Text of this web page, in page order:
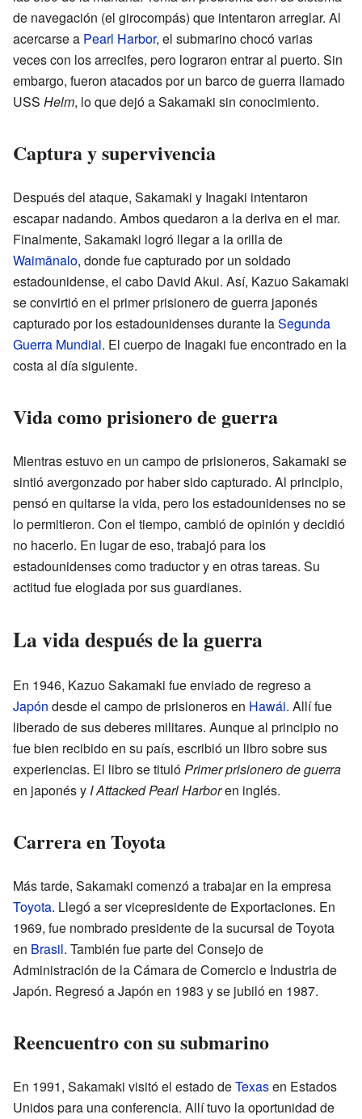
de navegación (el girocompás) que intentaron arreglar. Al
acercarse a Pearl Harbor, el submarino chocó varias
veces con los arrecifes, pero lograron entrar al puerto. Sin
embargo, fueron atacados por un barco de guerra llamado
USS Helm, lo que dejó a Sakamaki sin conocimiento.
Captura y supervivencia
Después del ataque, Sakamaki y Inagaki intentaron
escapar nadando. Ambos quedaron a la deriva en el mar.
Finalmente, Sakamaki logró llegar a la orilla de
Waimānalo, donde fue capturado por un soldado
estadounidense, el cabo David Akui. Así, Kazuo Sakamaki
se convirtió en el primer prisionero de guerra japonés
capturado por los estadounidenses durante laSegunda
Guerra Mundial. El cuerpo de Inagaki fue encontrado en la
costa al día siguiente.
Vida como prisionero de guerra
Mientras estuvo en un campo de prisioneros, Sakamaki se
sintió avergonzado por haber sido capturado. Al principio,
pensó en quitarse la vida, pero los estadounidenses no se
lo permitieron. Con el tiempo, cambió de opinión y decidió
no hacerlo. En lugar de eso, trabajó para los
estadounidenses como traductor y en otras tareas. Su
actitud fue elogiada por sus guardianes.
La vida después de la guerra
En 1946, Kazuo Sakamaki fue enviado de regreso a
Japón desde el campo de prisioneros en Hawái. Allí fue
liberado de sus deberes militares. Aunque al principio no
fue bien recibido en su país, escribió un libro sobre sus
experiencias. El libro se titulóPrimer prisionero de guerra
en japonés y I Attacked Pearl Harboren inglés.
Carrera en Toyota
Más tarde, Sakamaki comenzó a trabajar en la empresa
Toyota. Llegó a ser vicepresidente de Exportaciones. En
1969, fue nombrado presidente de la sucursal de Toyota
en Brasil. También fue parte del Consejo de
Administración de la Cámara de Comercio e Industria de
Japón. Regresó a Japón en 1983 y se jubiló en 1987.
Reencuentro con su submarino
En 1991, Sakamaki visitó el estado deTexasen Estados
Unidos para una conferencia. Allí tuvo la oportunidad de